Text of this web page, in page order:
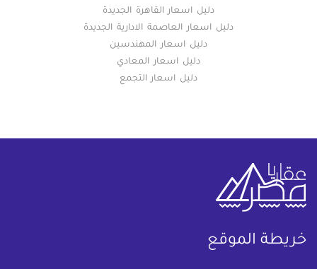
دليل اسعار القاهرة الجديدة
دليل اسعار العاصمة الادارية الجديدة
دليل اسعار المهندسين
دليل اسعار المعادي
دليل اسعار التجمع
خريطة الموقع